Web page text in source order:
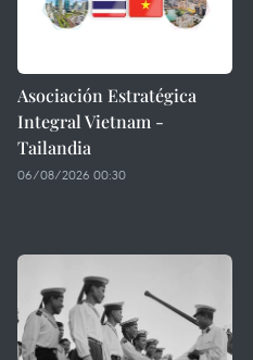
Asociación Estratégica
Integral Vietnam -
Tailandia
06/08/2026 00:30